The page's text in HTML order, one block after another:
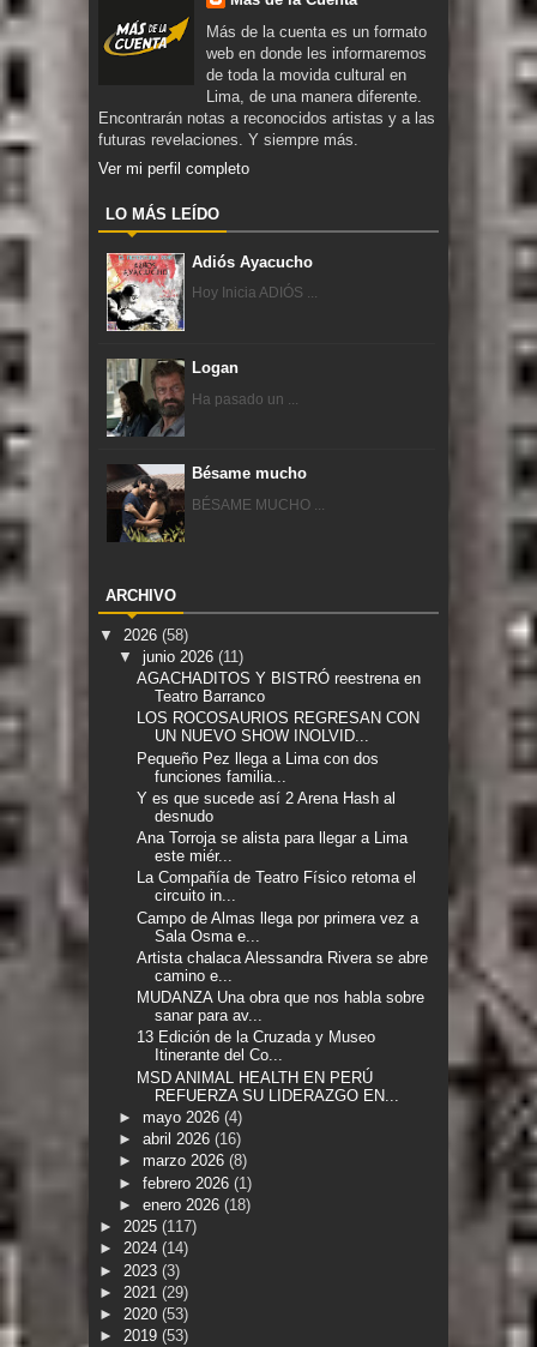
Más de la cuenta es un formato
web en donde les informaremos
de toda la movida cultural en
Lima, de una manera diferente.
Encontrarán notas a reconocidos artistas y a las
futuras revelaciones. Y siempre más.
Ver mi perfil completo
LO MÁS LEÍDO
Adiós Ayacucho
Hoy Inicia ADIÓS ...
Logan
Ha pasado un ...
Bésame mucho
BÉSAME MUCHO ...
ARCHIVO
▼ 2026 (58)
▼ junio 2026 (11)
AGACHADITOS Y BISTRÓ reestrena en
Teatro Barranco
LOS ROCOSAURIOS REGRESAN CON
UN NUEVO SHOW INOLVID...
Pequeño Pez llega a Lima con dos
funciones familia...
Y es que sucede así 2 Arena Hash al
desnudo
Ana Torroja se alista para llegar a Lima
este miér...
La Compañía de Teatro Físico retoma el
circuito in...
Campo de Almas llega por primera vez a
Sala Osma e...
Artista chalaca Alessandra Rivera se abre
camino e...
MUDANZA Una obra que nos habla sobre
sanar para av...
13 Edición de la Cruzada y Museo
Itinerante del Co...
MSD ANIMAL HEALTH EN PERÚ
REFUERZA SU LIDERAZGO EN...
► mayo 2026 (4)
► abril 2026 (16)
► marzo 2026 (8)
► febrero 2026 (1)
► enero 2026 (18)
► 2025 (117)
► 2024 (14)
► 2023 (3)
► 2021 (29)
► 2020 (53)
► 2019 (53)